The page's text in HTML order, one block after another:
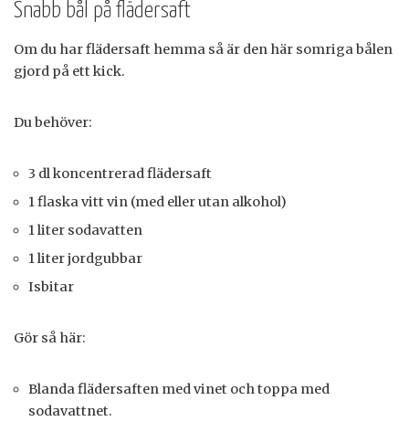
Snabb bål på flädersaft
Om du har flädersaft hemma så är den här somriga bålen
gjord på ett kick.
Du behöver:
3 dl koncentrerad flädersaft
1 flaska vitt vin (med eller utan alkohol)
1 liter sodavatten
1 liter jordgubbar
Isbitar
Gör så här:
Blanda flädersaften med vinet och toppa med
sodavattnet.